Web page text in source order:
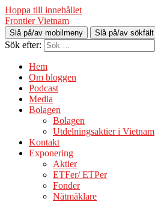
Hoppa till innehållet
Frontier Vietnam
Slå på/av mobilmeny Slå på/av sökfält
Sök efter:
Hem
Om bloggen
Podcast
Media
Bolagen
Bolagen
Utdelningsaktier i Vietnam
Kontakt
Exponering
Aktier
ETFer/ ETPer
Fonder
Nätmäklare